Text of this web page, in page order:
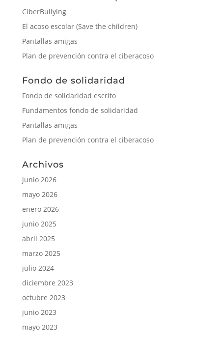
mayo 2026
abril 2025
marzo 2025
julio 2024
diciembre 2023
octubre 2023
junio 2023
diciembre 2022
octubre 2022
septiembre 2022
julio 2022
junio 2022
mayo 2022
abril 2022
marzo 2022
febrero 2022
noviembre 2021
octubre 2021
septiembre 2021